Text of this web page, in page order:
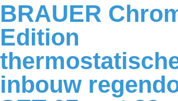
BRAUER
Edition
inbouw